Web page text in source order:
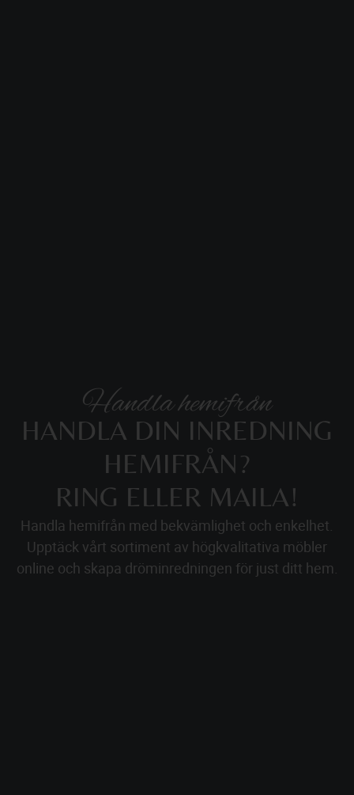
Handla hemifrån
HANDLA DIN INREDNING
HEMIFRÅN?
RING ELLER MAILA!
Handla hemifrån med bekvämlighet och enkelhet.
Upptäck vårt sortiment av högkvalitativa möbler
online och skapa dröminredningen för just ditt hem.